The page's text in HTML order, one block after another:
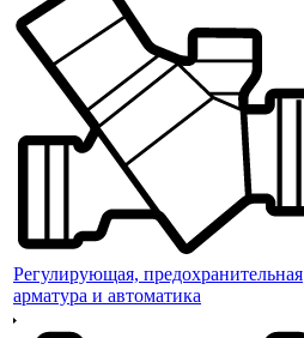
Регулирующая, предохранительная
арматура и автоматика